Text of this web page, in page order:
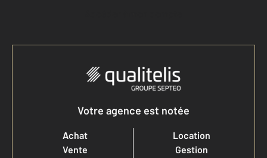
Accéder à mon compte
Votre agence est notée
Achat
Vente
Location
Gestion